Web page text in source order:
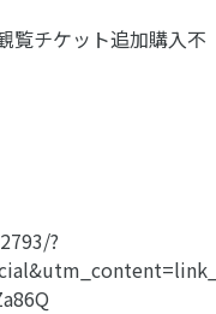
チケット追加購入不
?